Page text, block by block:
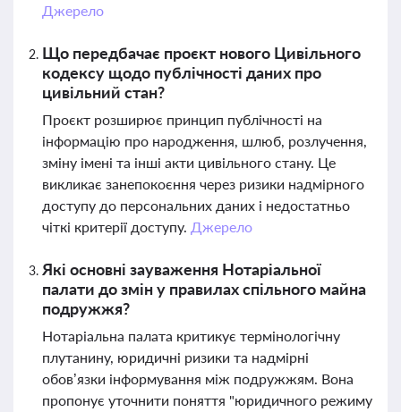
Джерело
Що передбачає проєкт нового Цивільного
кодексу щодо публічності даних про
цивільний стан?
Проєкт розширює принцип публічності на
інформацію про народження, шлюб, розлучення,
зміну імені та інші акти цивільного стану. Це
викликає занепокоєння через ризики надмірного
доступу до персональних даних і недостатньо
чіткі критерії доступу. Джерело
Які основні зауваження Нотаріальної
палати до змін у правилах спільного майна
подружжя?
Нотаріальна палата критикує термінологічну
плутанину, юридичні ризики та надмірні
обов’язки інформування між подружжям. Вона
пропонує уточнити поняття "юридичного режиму